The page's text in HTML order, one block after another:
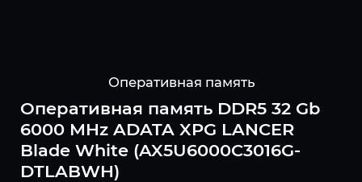
Оперативная память
Оперативная память DDR5 32 Gb
6000 MHz ADATA XPG LANCER
Blade White (AX5U6000C3016G-
DTLABWH)